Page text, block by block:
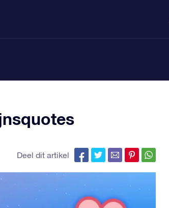
Deel dit artikel